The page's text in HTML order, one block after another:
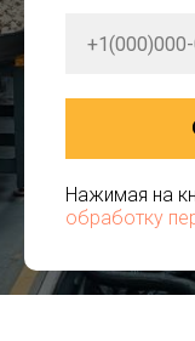
Нажимая на
обработку